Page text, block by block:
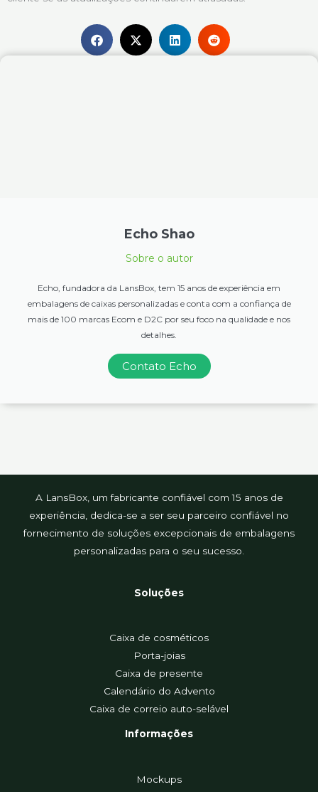
Echo Shao
Sobre o autor
Echo, fundadora da LansBox, tem 15 anos de experiência em
embalagens de caixas personalizadas e conta com a confiança de
mais de 100 marcas Ecom e D2C por seu foco na qualidade e nos
detalhes.
Contato Echo
A LansBox, um fabricante confiável com 15 anos de
experiência, dedica-se a ser seu parceiro confiável no
fornecimento de soluções excepcionais de embalagens
personalizadas para o seu sucesso.
Soluções
Caixa de cosméticos
Porta-joias
Caixa de presente
Calendário do Advento
Caixa de correio auto-selável
Informações
Mockups